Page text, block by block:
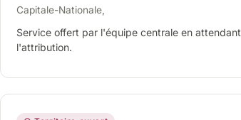
Capitale-Nationale,
Service offert par l'équipe centrale en attendant
l'attribution.